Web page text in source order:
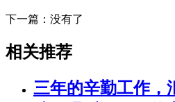
下一篇：没有了
相关推荐
三年的辛勤工作，